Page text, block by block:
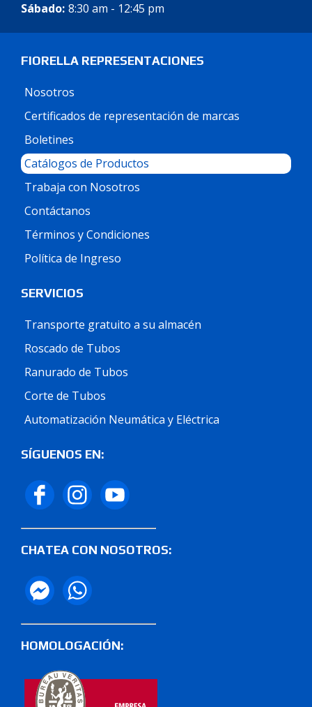
Sábado: 8:30 am - 12:45 pm
FIORELLA REPRESENTACIONES
Nosotros
Certificados de representación de marcas
Boletines
Catálogos de Productos
Trabaja con Nosotros
Contáctanos
Términos y Condiciones
Política de Ingreso
SERVICIOS
Transporte gratuito a su almacén
Roscado de Tubos
Ranurado de Tubos
Corte de Tubos
Automatización Neumática y Eléctrica
SÍGUENOS EN:
CHATEA CON NOSOTROS:
HOMOLOGACIÓN: